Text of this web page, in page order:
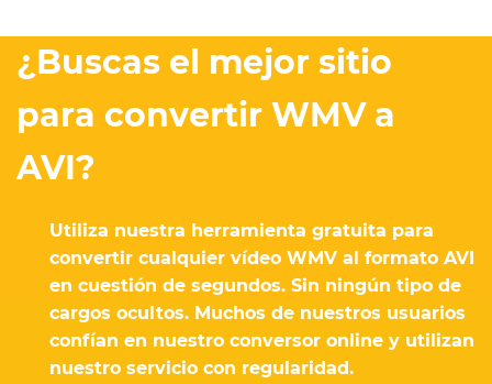
¿Buscas el mejor sitio
para convertir WMV a
AVI?
Utiliza nuestra herramienta gratuita para
convertir cualquier vídeo WMV al formato AVI
en cuestión de segundos. Sin ningún tipo de
cargos ocultos. Muchos de nuestros usuarios
confían en nuestro conversor online y utilizan
nuestro servicio con regularidad.